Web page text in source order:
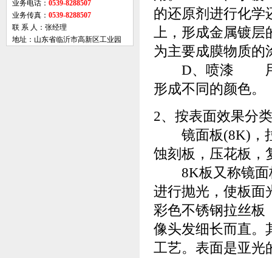
业务电话： 0539-8288507
业务传真： 0539-8288507
联 系 人：张经理
地址：山东省临沂市高新区工业园
的还原剂进行化学
上，形成金属
为主要成膜物质的
D、喷漆 用压
形成不同的颜色。
2、按表面效果分
镜面板(8K)，拉
蚀刻板，压花板
8K板又称镜面
进行抛光，使板
彩色不锈钢拉丝
像头发细长而直。
工艺。表面是亚光